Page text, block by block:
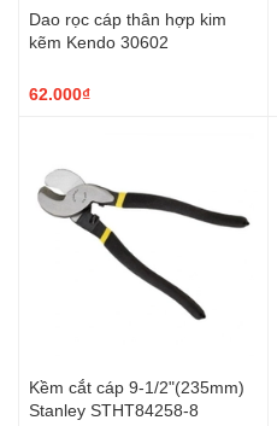
Dao rọc cáp thân hợp kim
kẽm Kendo 30602
62.000₫
Kềm cắt cáp 9-1/2"(235mm)
Stanley STHT84258-8